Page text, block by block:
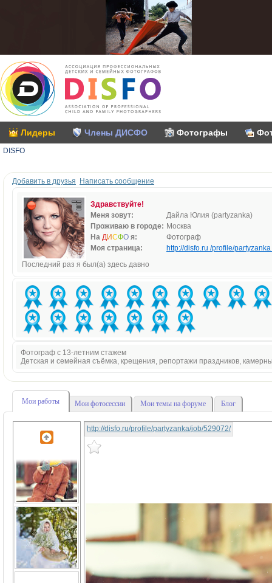
Лидеры Члены ДИСФО Фотографы
DISFO
Добавить в друзья Написать сообщение
Здравствуйте!
Меня зовут:
Дайла Юлия (partyzanka)
Проживаю в городе: Москва
На ДИСФО я:
Фотограф
Моя страница:
http://disfo.ru /profile/partyzanka
Последний раз я был(а) здесь давно
Фотограф с 13-летним стажем
Детская и семейная съёмка, крещения, репортажи праздников,
Мои работы Мои фотосессии Мои темы на форуме Блог
http://disfo.ru/profile/partyzanka/job/529072/